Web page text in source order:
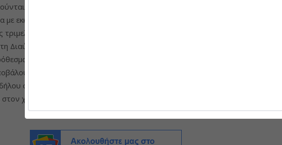
να κινηθούν με τα διαθέσιμα εργαλεία που απομένουν. Για εκτός
με εκκρεμείς αντιρρήσεις, οι μεταβιβάσεις γίνονται εφικτές μετά την
τριμελείς Επιτροπές Αντιρρήσεων και την έκδοση θετικής απόφασης που
Διαύγεια, οδηγώντας σε αποδέσμευση της έκτασης. Όσοι, όμως,
αντίρρηση και η έκταση κρίθηκε τελικά δασική ή χορτολιβαδική δεν
νέα αντίρρηση, με μοναδική διοικητική διέξοδο την υποβολή
σφάλματος, εφόσον υπάρχουν αποδεικτικά στοιχεία ότι ο
χάρτη είναι λανθασμένος.